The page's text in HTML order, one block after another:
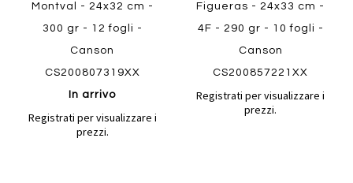
Montval - 24x32 cm -
300 gr - 12 fogli -
Canson
CS200807319XX
In arrivo
Registrati per visualizzare i
prezzi.
Figueras - 24x33 cm -
4F - 290 gr - 10 fogli -
Canson
CS200857221XX
Registrati per visualizzare i
prezzi.